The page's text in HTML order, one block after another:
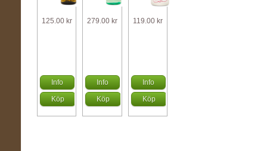
125.00 kr
Info
Köp
279.00 kr
Info
Köp
119.00 kr
Info
Köp